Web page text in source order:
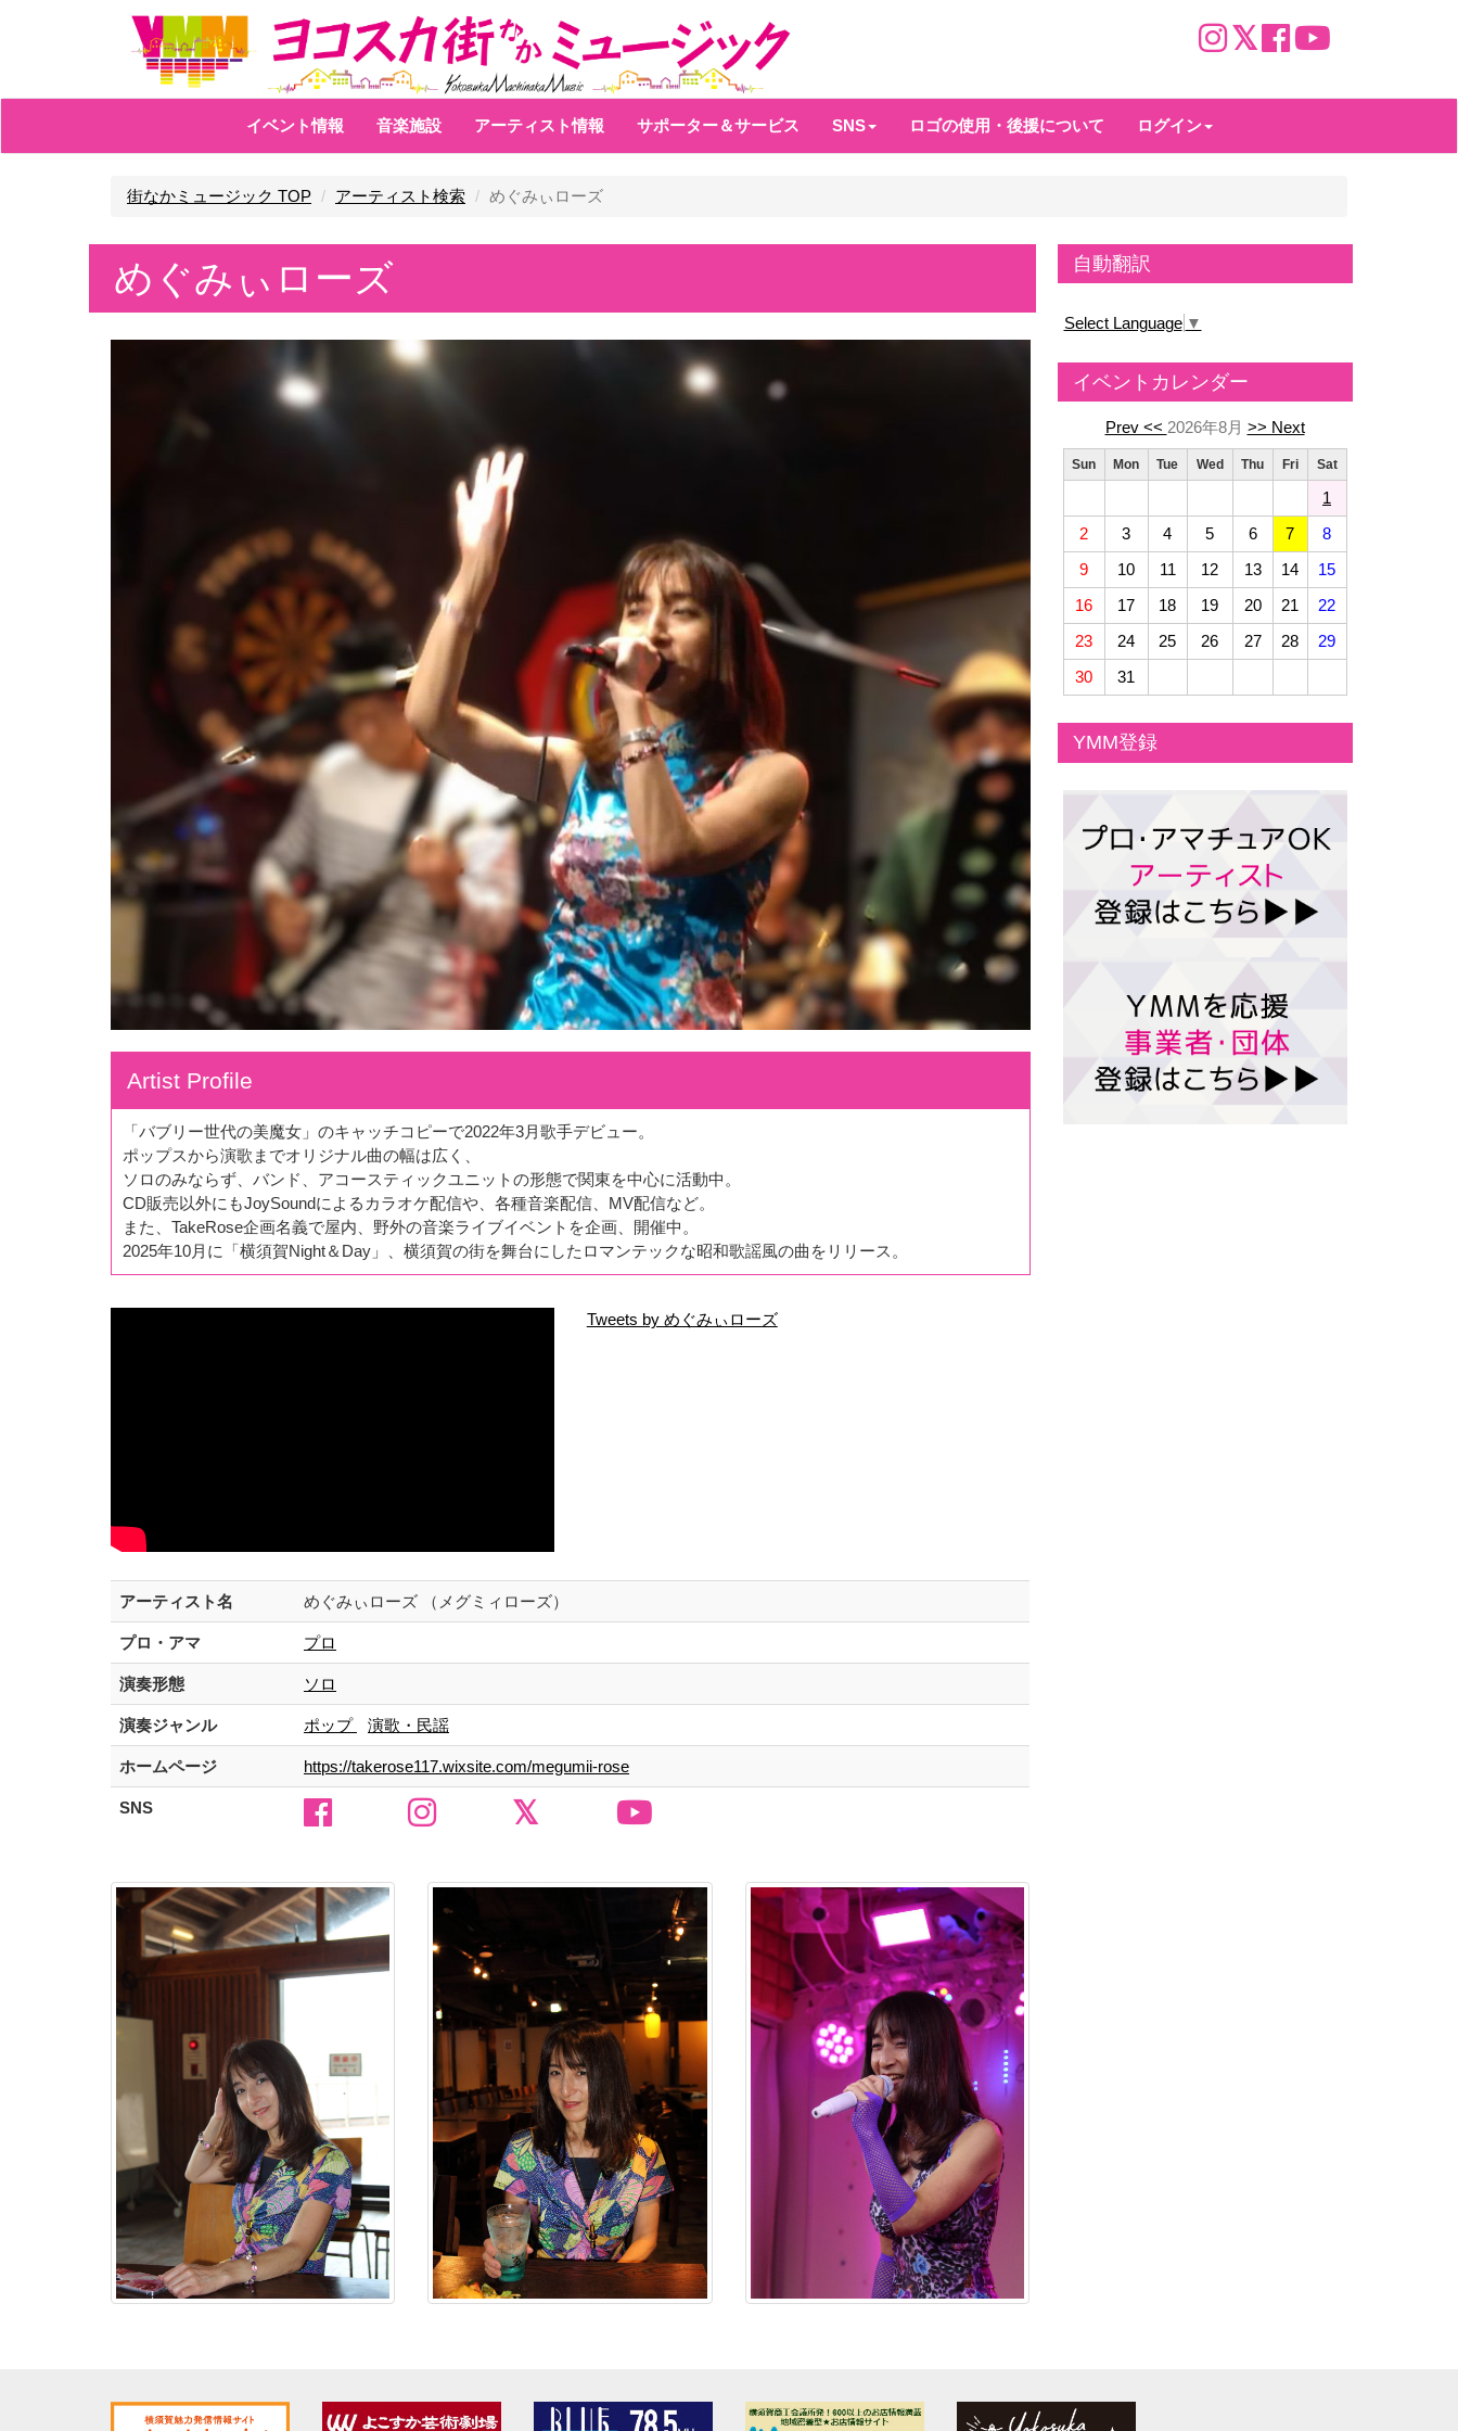
イベント情報 音楽施設 アーティスト情報 サポーター＆サービス SNS ロゴの使用・後援について ログイン
街なかミュージック TOP アーティスト検索 めぐみぃローズ
めぐみぃローズ
Artist Profile
「バブリー世代の美魔女」のキャッチコピーで2022年3月歌手デビュー。
ポップスから演歌までオリジナル曲の幅は広く、
ソロのみならず、バンド、アコースティックユニットの形態で関東を中心に活動中。
CD販売以外にもJoySoundによるカラオケ配信や、各種音楽配信、MV配信など。
また、TakeRose企画名義で屋内、野外の音楽ライブイベントを企画、開催中。
2025年10月に「横須賀Night＆Day」、横須賀の街を舞台にしたロマンテックな昭和歌謡風の曲をリリース。
Tweets by めぐみぃローズ
アーティスト名 めぐみぃローズ （メグミィローズ）
プロ・アマ プロ
演奏形態 ソロ
演奏ジャンル ポップ 演歌・民謡
ホームページ https://takerose117.wixsite.com/megumii-rose
SNS
自動翻訳
Select Language ▼
イベントカレンダー
Prev << 2026年8月 >> Next
Sun Mon Tue Wed Thu Fri Sat
1
2
3 4 5 6 7
8
9
10 11 12 13 14
15
16
17 18 19 20 21
22
23
24 25 26 27 28
29
30
31
YMM登録